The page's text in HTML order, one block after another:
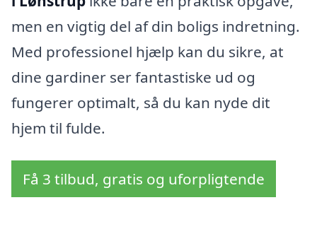
men en vigtig del af din boligs indretning.
Med professionel hjælp kan du sikre, at
dine gardiner ser fantastiske ud og
fungerer optimalt, så du kan nyde dit
hjem til fulde.
Få 3 tilbud, gratis og uforpligtende